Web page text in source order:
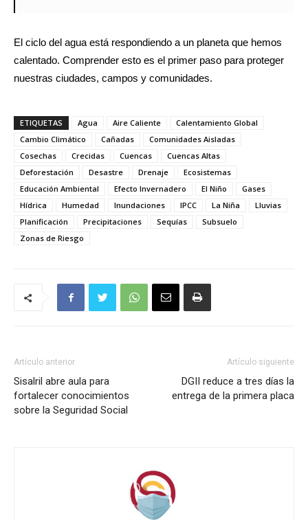
El ciclo del agua está respondiendo a un planeta que hemos
calentado. Comprender esto es el primer paso para proteger
nuestras ciudades, campos y comunidades.
ETIQUETAS Agua Aire Caliente
Calentamiento Global
Cambio Climático
Cañadas
Comunidades Aisladas
Cosechas
Crecidas Cuencas
Cuencas Altas
Deforestación
Desastre Drenaje
Ecosistemas
Educación Ambiental
Efecto Invernadero El Niño
Gases
Hídrica
Humedad Inundaciones IPCC La Niña
Lluvias
Planificación
Precipitaciones Sequías
Subsuelo
Zonas de Riesgo
Artículo anterior
Sisalril abre aula para
fortalecer conocimientos
sobre la Seguridad Social
Artículo siguiente
DGII reduce a tres días la
entrega de la primera placa